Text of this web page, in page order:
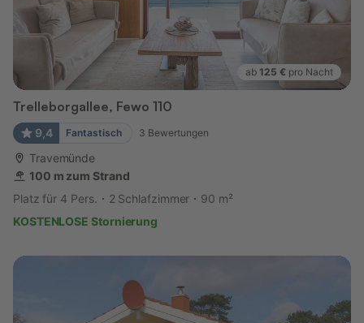
ab 125 € pro Nacht
Trelleborgallee, Fewo 110
9,4 Fantastisch 3 Bewertungen
Travemünde
100 m zum Strand
Platz für 4 Pers.
2 Schlafzimmer
90 m²
KOSTENLOSE Stornierung